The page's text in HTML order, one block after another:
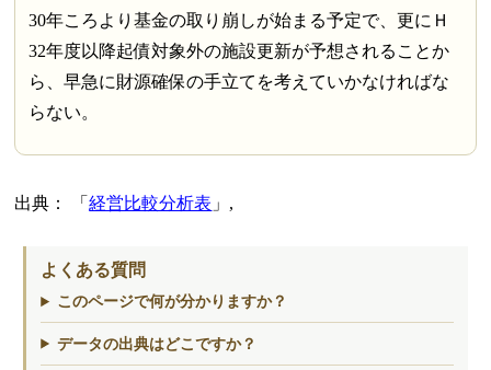
30年ころより基金の取り崩しが始まる予定で、更にＨ
32年度以降起債対象外の施設更新が予想されることか
ら、早急に財源確保の手立てを考えていかなければな
らない。
出典： 経営比較分析表 ,
よくある質問
このページで何が分かりますか？
データの出典はどこですか？